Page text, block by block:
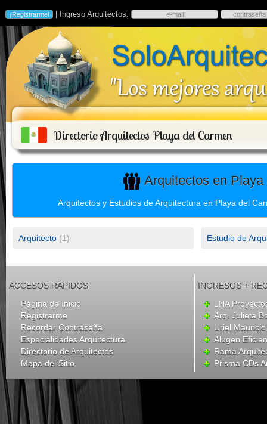
| Ingreso Arquitectos:
Directorio Arquitectos Playa del Carmen
Arquitectos en
Arquitectos y Estudios de Arquitectura en Playa del
Arquitecto (1) Estudio de
ACCESOS RÁPIDOS
Página de Inicio
Registrarme
Recordar Contraseña
Especialidades Arquitectura
Directorio de Arquitectos
Mapa del Sitio
INGRESOS +
LNA
Arq. Julieta
Uriel
Alugen
Rama
Prisma CDs